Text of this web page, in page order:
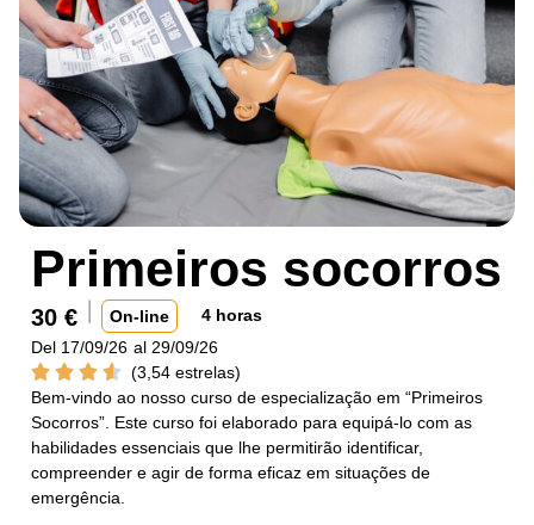
Primeiros socorros
30 € On-line
4 horas
Del 17/09/26 al 29/09/26
(3,54 estrelas)
Bem-vindo ao nosso curso de especialização em “Primeiros
Socorros”. Este curso foi elaborado para equipá-lo com as
habilidades essenciais que lhe permitirão identificar,
compreender e agir de forma eficaz em situações de
emergência.